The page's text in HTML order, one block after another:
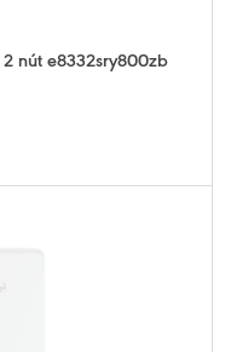
nút e8332sry800zb